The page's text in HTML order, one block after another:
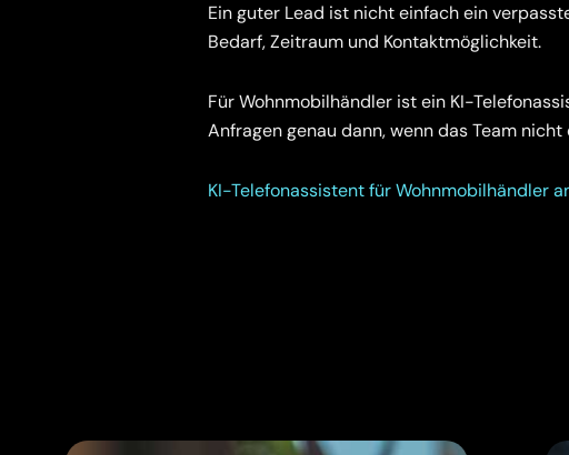
Ein guter Lead ist nicht einfach ein
Bedarf, Zeitraum und Kontaktmöglichkeit.
Für Wohnmobilhändler ist ein KI-
Anfragen genau dann, wenn das Team
KI-Telefonassistent für Wohnmobilhändler